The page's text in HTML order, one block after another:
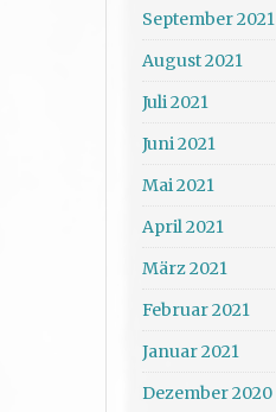
September 2021
August 2021
Juli 2021
Juni 2021
Mai 2021
April 2021
März 2021
Februar 2021
Januar 2021
Dezember 2020